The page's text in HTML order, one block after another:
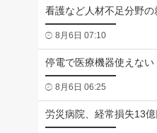
看護など人材不足分野
8月6日 07:10
停電で医療機器使えな
8月6日 06:25
労災病院、経常損失13億